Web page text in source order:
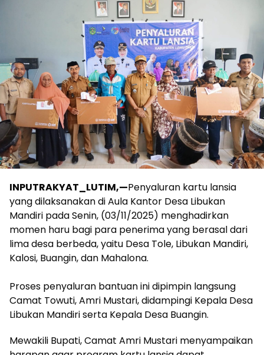
INPUTRAKYAT_LUTIM,—Penyaluran kartu lansia
yang dilaksanakan di Aula Kantor Desa Libukan
Mandiri pada Senin, (03/11/2025) menghadirkan
momen haru bagi para penerima yang berasal dari
lima desa berbeda, yaitu Desa Tole, Libukan Mandiri,
Kalosi, Buangin, dan Mahalona.
‎Proses penyaluran bantuan ini dipimpin langsung
Camat Towuti, Amri Mustari, didampingi Kepala Desa
Libukan Mandiri serta Kepala Desa Buangin.
Mewakili Bupati, Camat Amri Mustari menyampaikan